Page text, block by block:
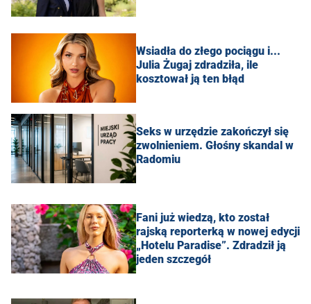
Wsiadła do złego pociągu i...
Julia Żugaj zdradziła, ile
kosztował ją ten błąd
Seks w urzędzie zakończył się
zwolnieniem. Głośny skandal w
Radomiu
Fani już wiedzą, kto został
rajską reporterką w nowej edycji
„Hotelu Paradise”. Zdradził ją
jeden szczegół